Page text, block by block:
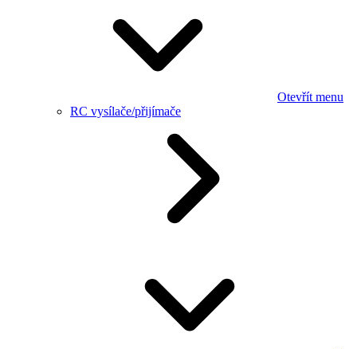
Otevřít menu
RC vysílače/přijímače